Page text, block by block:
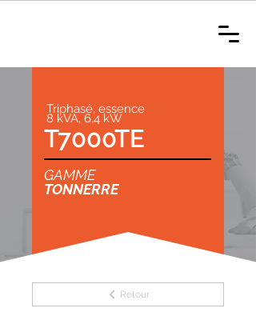
Triphasé, essence
8 kVA, 6,4 kW
T7000TE
GAMME
TONNERRE
Retour